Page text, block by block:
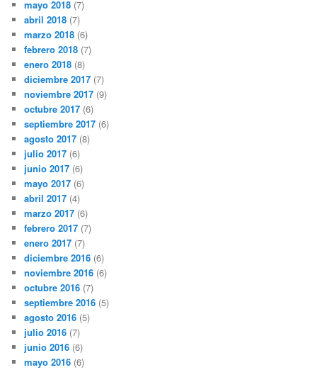
mayo 2018 (7)
abril 2018 (7)
marzo 2018 (6)
febrero 2018 (7)
enero 2018 (8)
diciembre 2017 (7)
noviembre 2017 (9)
octubre 2017 (6)
septiembre 2017 (6)
agosto 2017 (8)
julio 2017 (6)
junio 2017 (6)
mayo 2017 (6)
abril 2017 (4)
marzo 2017 (6)
febrero 2017 (7)
enero 2017 (7)
diciembre 2016 (6)
noviembre 2016 (6)
octubre 2016 (7)
septiembre 2016 (5)
agosto 2016 (5)
julio 2016 (7)
junio 2016 (6)
mayo 2016 (6)